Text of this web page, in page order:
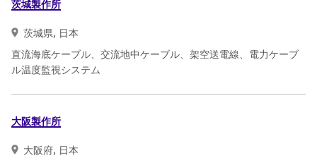
茨城製作所
茨城県, 日本
直流海底ケーブル、交流地中ケーブル、架空送電線、電力ケーブ
ル温度監視システム
大阪製作所
大阪府, 日本